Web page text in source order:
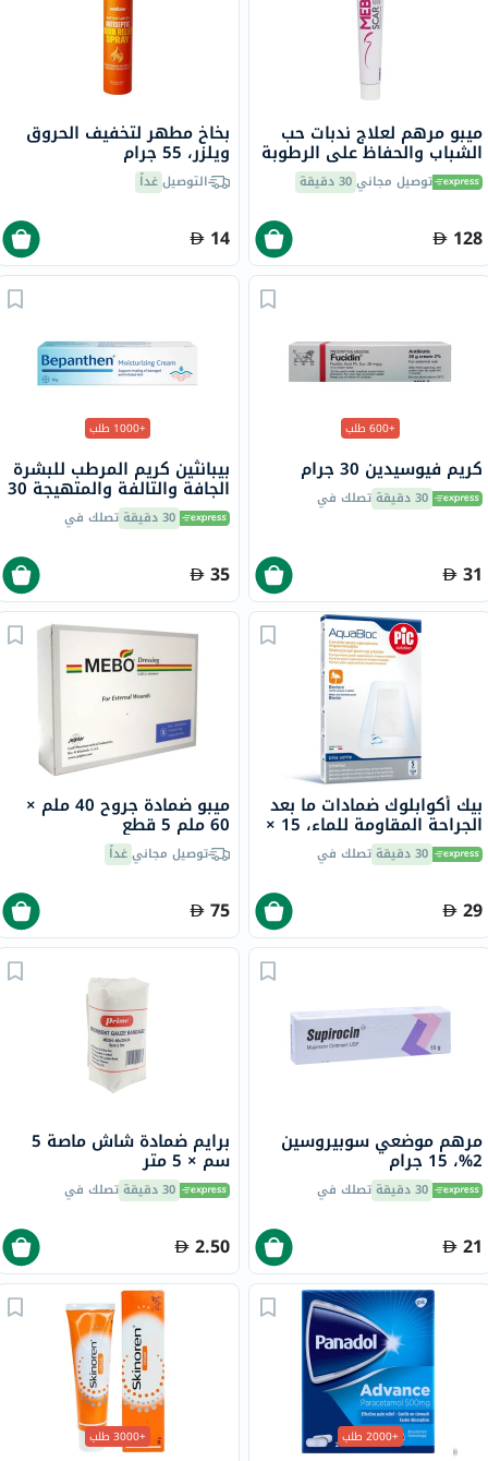
ميبو مرهم لعلاج ندبات حب
الشباب والحفاظ على الرطوبة
50 جرام توصيل مجاني30 دقيقة
128
بخاخ مطهر لتخفيف الحروق
ويلزر، 55 جرام
التوصيلغداً
14
+600 طلب
كريم فيوسيدين 30 جرام
30 دقيقة تصلك في
31
+1000 طلب
بيبانثين كريم المرطب للبشرة
الجافة والتالفة والمتهيجة 30
جرام 30 دقيقة تصلك في
35
بيك أكوابلوك ضمادات ما بعد
الجراحة المقاومة للماء، 15 ×
10 سم، 5 ضمادات 30 دقيقة تصلك في
29
ميبو ضمادة جروح 40 ملم ×
60 ملم 5 قطع
توصيل مجانيغداً
75
مرهم موضعي سوبيروسين
2%، 15 جرام
30 دقيقة تصلك في
21
برايم ضمادة شاش ماصة 5
سم × 5 متر
30 دقيقة تصلك في
2.50
+2000 طلب +3000 طلب